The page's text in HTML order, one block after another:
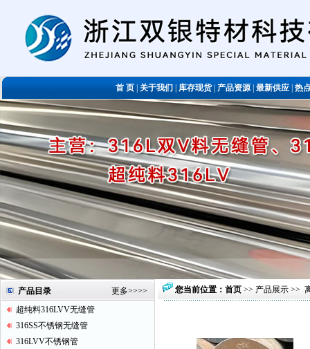
首 页关于我们库存现货|产品资源|最新供应|热
产品目录 更多>>>>
超纯料316LVV无缝管
316SS不锈钢无缝管
316LVV不锈钢管
您当前位置： 首页 >> 产品展示 >>